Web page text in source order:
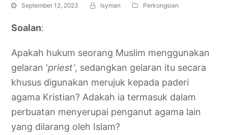
September 12, 2023 Isyman Perkongsian
Soalan:
Apakah hukum seorang Muslim menggunakan
gelaran ‘priest’, sedangkan gelaran itu secara
khusus digunakan merujuk kepada paderi
agama Kristian? Adakah ia termasuk dalam
perbuatan menyerupai penganut agama lain
yang dilarang oleh Islam?